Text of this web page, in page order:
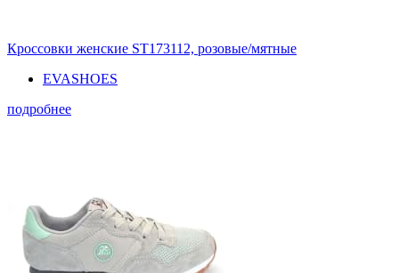
Кроссовки женские ST173112, розовые/мятные
EVASHOES
подробнее